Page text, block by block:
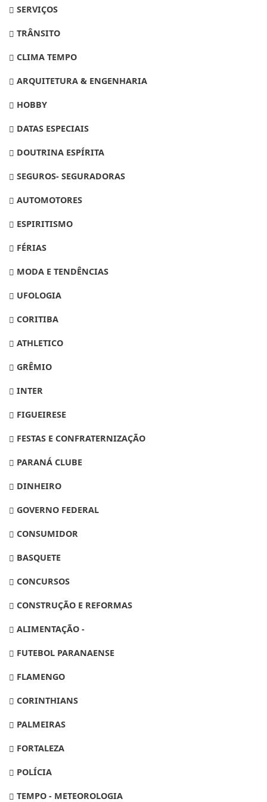
SERVIÇOS
TRÂNSITO
CLIMA TEMPO
ARQUITETURA & ENGENHARIA
HOBBY
DATAS ESPECIAIS
DOUTRINA ESPÍRITA
SEGUROS- SEGURADORAS
AUTOMOTORES
ESPIRITISMO
FÉRIAS
MODA E TENDÊNCIAS
UFOLOGIA
CORITIBA
ATHLETICO
GRÊMIO
INTER
FIGUEIRESE
FESTAS E CONFRATERNIZAÇÃO
PARANÁ CLUBE
DINHEIRO
GOVERNO FEDERAL
CONSUMIDOR
BASQUETE
CONCURSOS
CONSTRUÇÃO E REFORMAS
ALIMENTAÇÃO -
FUTEBOL PARANAENSE
FLAMENGO
CORINTHIANS
PALMEIRAS
FORTALEZA
POLÍCIA
TEMPO - METEOROLOGIA